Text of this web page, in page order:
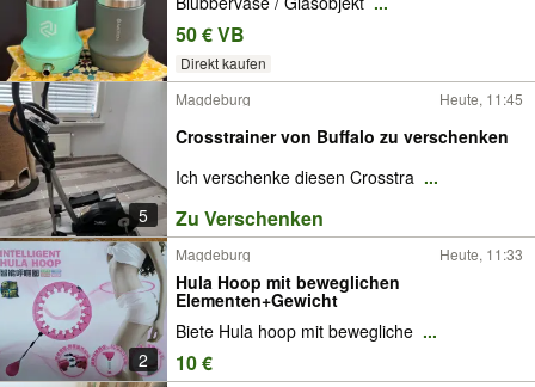
50 € VB
Direkt kaufen
5
Magdeburg Heute, 11:45
Crosstrainer von Buffalo zu verschenken
Ich verschenke diesen Crosstra ...
Zu Verschenken
2
Magdeburg Heute, 11:33
Hula Hoop mit beweglichen
Elementen+Gewicht
Biete Hula hoop mit bewegliche ...
10 €